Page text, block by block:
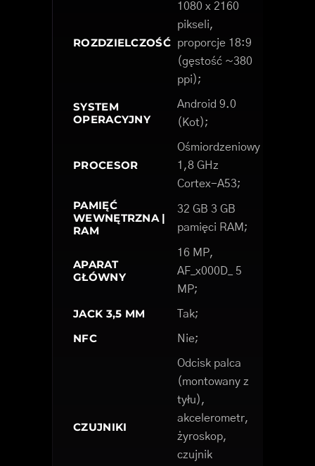
ROZDZIELCZOŚĆ
1080 x 2160
pikseli,
proporcje 18:9
(gęstość ~380
ppi);
SYSTEM
OPERACYJNY
Android 9.0
(Kot);
PROCESOR
Ośmiordzeniowy
1,8 GHz
Cortex-A53;
PAMIĘĆ
WEWNĘTRZNA |
RAM
32 GB 3 GB
pamięci RAM;
APARAT
GŁÓWNY
16 MP,
AF_x000D_ 5
MP;
JACK 3,5 MM Tak;
NFC Nie;
CZUJNIKI
Odcisk palca
(montowany z
tyłu),
akcelerometr,
żyroskop,
czujnik